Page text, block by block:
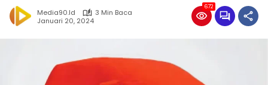
Media90.id
3 Min Baca
Januari 20, 2024
672